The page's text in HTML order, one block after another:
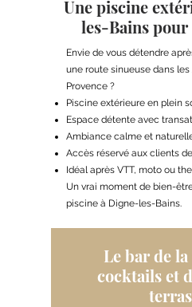
Une piscine
les-Bains pour
Envie de vous détendre
une route sinueuse dans
Provence ?
Piscine extérieure en plein
Espace détente avec
Ambiance calme et
Accès réservé aux clients de
Idéal après VTT, moto ou
Un vrai moment de bien-
piscine à Digne-les-Bains.
Le bar de
cocktails et